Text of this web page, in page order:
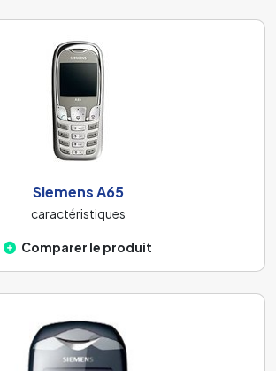
Siemens A65
caractéristiques
Comparer le produit